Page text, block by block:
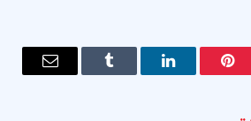
بينتيريستلينكدإن Tumblr
البريد